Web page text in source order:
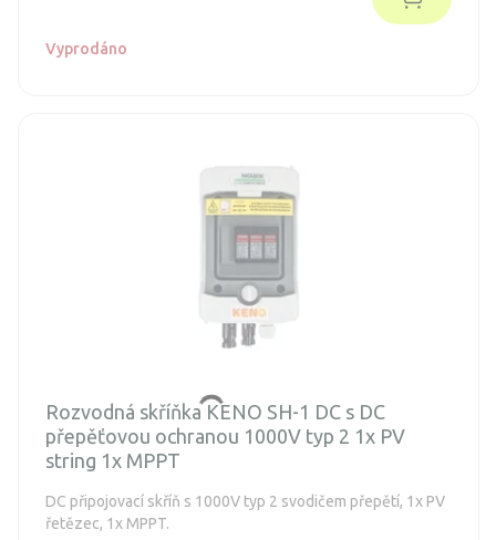
Vyprodáno
Rozvodná skříňka KENO SH-1 DC s DC
přepěťovou ochranou 1000V typ 2 1x PV
string 1x MPPT
DC připojovací skříň s 1000V typ 2 svodičem přepětí, 1x PV
řetězec, 1x MPPT.